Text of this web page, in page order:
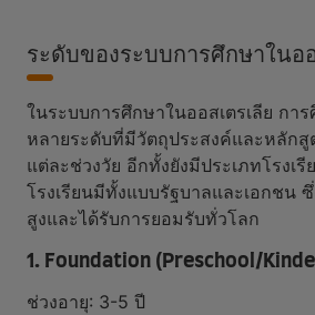
ระดับของระบบการศึกษาในออ
ในระบบการศึกษาในออสเตรเลีย กา
หลายระดับที่มีวัตถุประสงค์และหลักสู
แต่ละช่วงวัย อีกทั้งยังมีประเภทโรงเ
โรงเรียนมีทั้งแบบรัฐบาลและเอกชน
สูงและได้รับการยอมรับทั่วโลก
1. Foundation (Preschool/
ช่วงอายุ: 3-5 ปี